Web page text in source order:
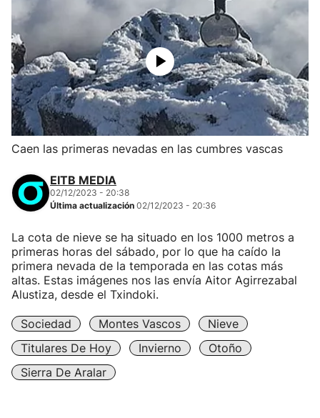
Caen las primeras nevadas en las cumbres vascas
EITB MEDIA
02/12/2023 - 20:38
Última actualización 02/12/2023 - 20:36
La cota de nieve se ha situado en los 1000 metros a
primeras horas del sábado, por lo que ha caído la
primera nevada de la temporada en las cotas más
altas. Estas imágenes nos las envía Aitor Agirrezabal
Alustiza, desde el Txindoki.
Sociedad Montes Vascos
Nieve
Titulares De Hoy
Invierno
Otoño
Sierra De Aralar